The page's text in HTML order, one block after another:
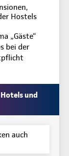
Hostels
„Gäste“
bei der
und
auch